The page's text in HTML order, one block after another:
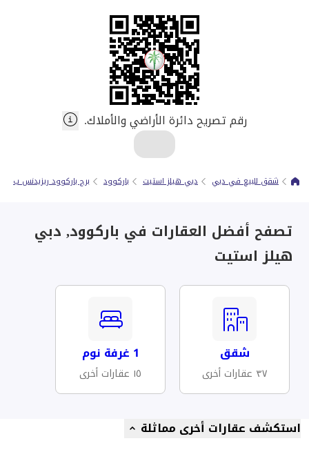
رقم تصريح دائرة الأراضي والأملاك.
شقق للبيع في دبي دبي هيلز استيت باركوود برج باركوود ريزيدنس ب
تصفح أفضل العقارات في باركوود, دبي
هيلز استيت
شقق
٣٧ عقارات أخرى
1 غرفة نوم
١٥ عقارات أخرى
استكشف عقارات أخرى مماثلة